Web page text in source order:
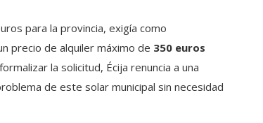
para la provincia, exigía como
precio de alquiler máximo de 350 euros
la solicitud, Écija renuncia a una
de este solar municipal sin necesidad